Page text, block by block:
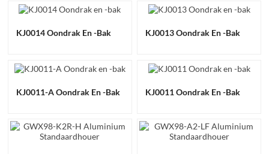
KJ0014 Oondrak En -bak KJ0013 Oondrak En -bak
KJ0011-A Oondrak En -bak KJ0011 Oondrak En -bak